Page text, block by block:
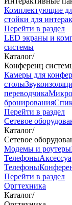
Комплектующие
стойки для
Перейти в раздел
LED экраны и
системы
Каталог/
Конференц
Камеры для
столы
переводчика
бронирования
Перейти в раздел
Сетевое
Каталог/
Сетевое
Модемы и роутеры
Телефоны
Телефоны
Перейти в раздел
Оргтехника
Каталог/